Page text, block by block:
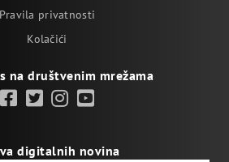
Pravila privatnosti
Kolačići
na društvenim mrežama
digitalnih novina